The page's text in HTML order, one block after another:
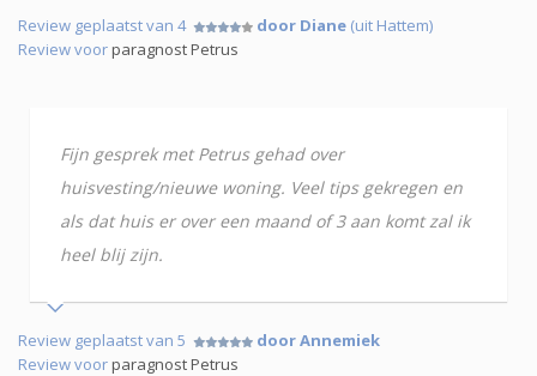
Review geplaatst van 4 door Diane (uit Hattem)
Review voorparagnost Petrus
Fijn gesprek met Petrus gehad over
huisvesting/nieuwe woning. Veel tips gekregen en
als dat huis er over een maand of 3 aan komt zal ik
heel blij zijn.
Review geplaatst van 5
door Annemiek
Review voorparagnost Petrus